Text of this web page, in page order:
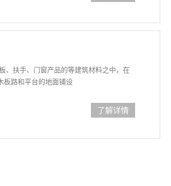
、扶手、门窗产品的等建筑材料之中，在
板路和平台的地面铺设
了解详情